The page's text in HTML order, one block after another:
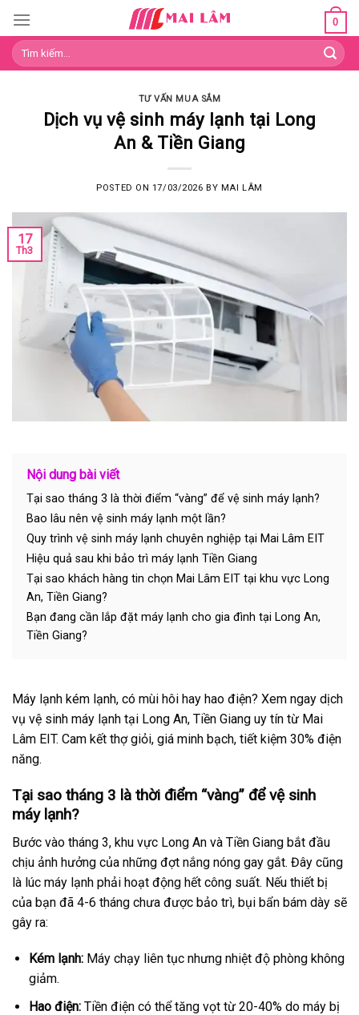
content
0
Tìm
kiếm:
TƯ VẤN MUA SẮM
Dịch vụ vệ sinh máy lạnh tại Long
An & Tiền Giang
POSTED ON 17/03/2026 BY MAI LÂM
17
Th3
Nội dung bài viết
Tại sao tháng 3 là thời điểm “vàng” để vệ sinh máy lạnh?
Bao lâu nên vệ sinh máy lạnh một lần?
Quy trình vệ sinh máy lạnh chuyên nghiệp tại Mai Lâm EIT
Hiệu quả sau khi bảo trì máy lạnh Tiền Giang
Tại sao khách hàng tin chọn Mai Lâm EIT tại khu vực Long
An, Tiền Giang?
Bạn đang cần lắp đặt máy lạnh cho gia đình tại Long An,
Tiền Giang?
Máy lạnh kém lạnh, có mùi hôi hay hao điện? Xem ngay dịch
vụ vệ sinh máy lạnh tại Long An, Tiền Giang uy tín từ Mai
Lâm EIT. Cam kết thợ giỏi, giá minh bạch, tiết kiệm 30% điện
năng.
Tại sao tháng 3 là thời điểm “vàng” để vệ sinh
máy lạnh?
Bước vào tháng 3, khu vực Long An và Tiền Giang bắt đầu
chịu ảnh hưởng của những đợt nắng nóng gay gắt. Đây cũng
là lúc máy lạnh phải hoạt động hết công suất. Nếu thiết bị
của bạn đã 4-6 tháng chưa được bảo trì, bụi bẩn bám dày sẽ
gây ra:
Kém lạnh:Máy chạy liên tục nhưng nhiệt độ phòng không
giảm.
Hao điện:Tiền điện có thể tăng vọt từ 20-40% do máy bị